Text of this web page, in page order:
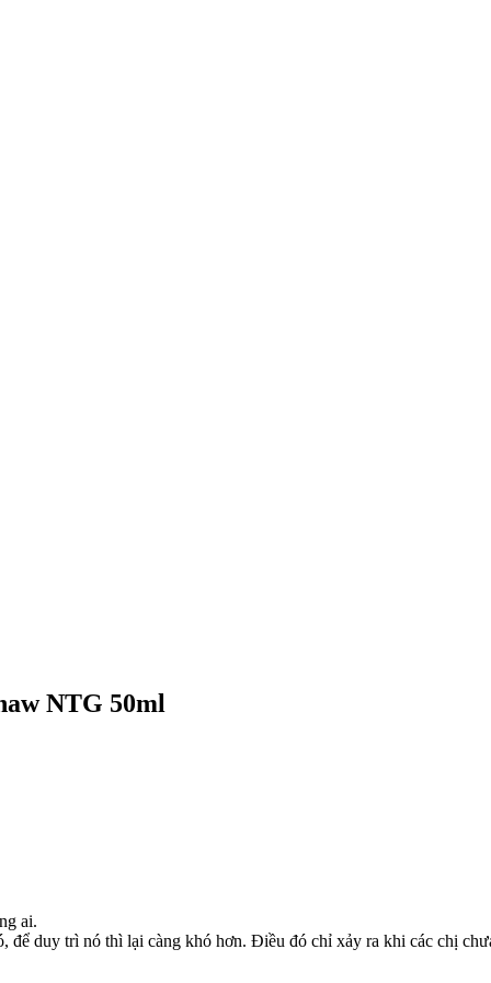
NTG 50ml
ai.
để duy trì nó thì lại càng khó hơn. Điều đó chỉ xảy ra khi các chị